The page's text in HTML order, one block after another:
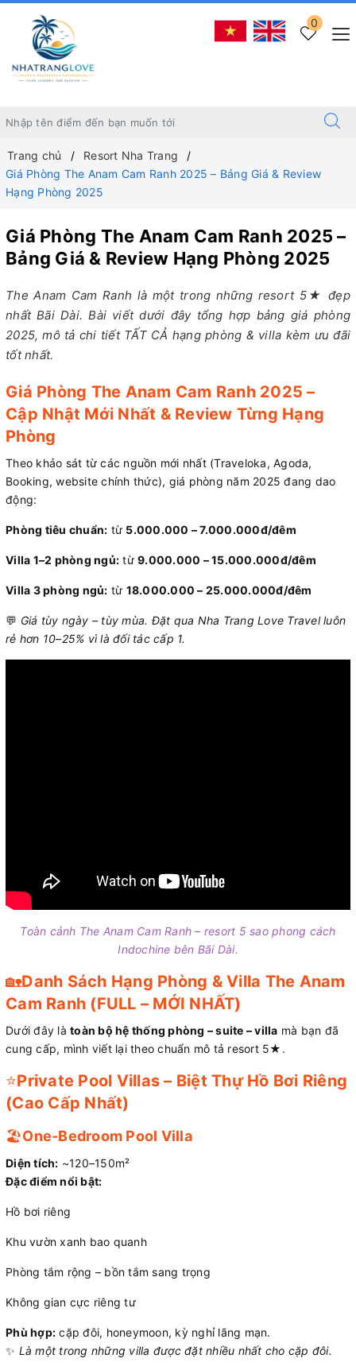
0
Trang chủ
Resort Nha Trang
Giá Phòng The Anam Cam Ranh 2025 – Bảng Giá & Review
Hạng Phòng 2025
Giá Phòng The Anam Cam Ranh 2025 –
Bảng Giá & Review Hạng Phòng 2025
The Anam Cam Ranh là một trong những resort 5★ đẹp
nhất Bãi Dài. Bài viết dưới đây tổng hợp bảng giá phòng
2025, mô tả chi tiết TẤT CẢ hạng phòng & villa kèm ưu đãi
tốt nhất.
Giá Phòng The Anam Cam Ranh 2025 –
Cập Nhật Mới Nhất & Review Từng Hạng
Phòng
Theo khảo sát từ các nguồn mới nhất (Traveloka, Agoda,
Booking, website chính thức), giá phòng năm 2025 đang dao
động:
Phòng tiêu chuẩn: từ 5.000.000 – 7.000.000đ/đêm
Villa 1–2 phòng ngủ: từ 9.000.000 – 15.000.000đ/đêm
Villa 3 phòng ngủ: từ 18.000.000 – 25.000.000đ/đêm
💬 Giá tùy ngày – tùy mùa. Đặt qua Nha Trang Love Travel luôn
rẻ hơn 10–25% vì là đối tác cấp 1.
Toàn cảnh The Anam Cam Ranh – resort 5 sao phong cách
Indochine bên Bãi Dài.
🏡Danh Sách Hạng Phòng & Villa The Anam
Cam Ranh (FULL – MỚI NHẤT)
Dưới đây là toàn bộ hệ thống phòng – suite – villa mà bạn đã
cung cấp, mình viết lại theo chuẩn mô tả resort 5★.
⭐Private Pool Villas – Biệt Thự Hồ Bơi Riêng
(Cao Cấp Nhất)
🏖️One-Bedroom Pool Villa
Diện tích: ~120–150m²
Đặc điểm nổi bật:
Hồ bơi riêng
Khu vườn xanh bao quanh
Phòng tắm rộng – bồn tắm sang trọng
Không gian cực riêng tư
Phù hợp: cặp đôi, honeymoon, kỳ nghỉ lãng mạn.
✨ Là một trong những villa được đặt nhiều nhất cho cặp đôi.